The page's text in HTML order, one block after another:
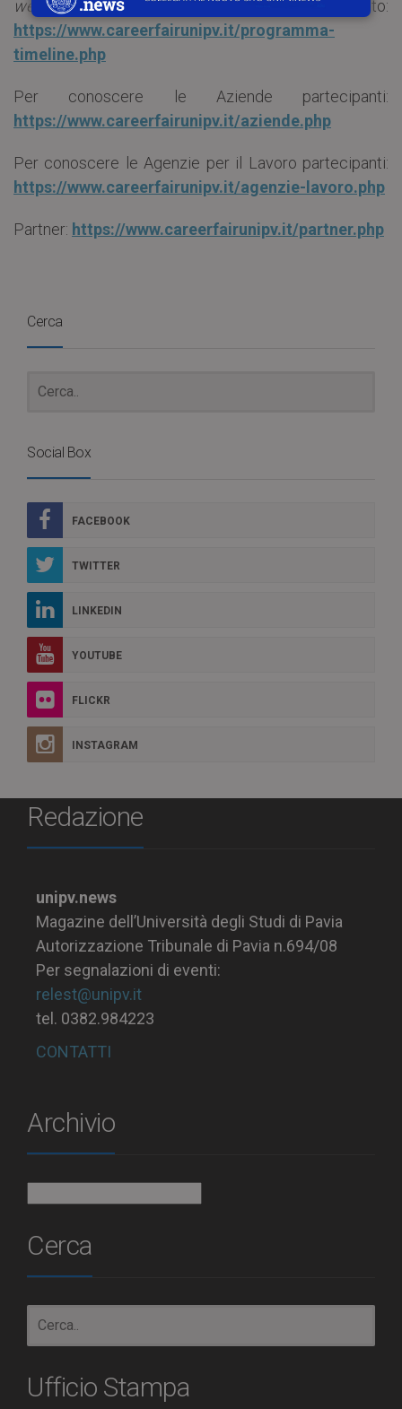
webinartematici è consultabile al sito:
https://www.careerfairunipv.it/programma-
timeline.php
Per conoscere le Aziende partecipanti:
https://www.careerfairunipv.it/aziende.php
Per conoscere le Agenzie per il Lavoro partecipanti:
https://www.careerfairunipv.it/agenzie-lavoro.php
Partner: https://www.careerfairunipv.it/partner.php
Cerca
Social Box
FACEBOOK
TWITTER
LINKEDIN
YOUTUBE
FLICKR
INSTAGRAM
Redazione
unipv.news
Magazine dell’Università degli Studi di Pavia
Autorizzazione Tribunale di Pavia n.694/08
Per segnalazioni di eventi:
relest@unipv.it
tel. 0382.984223
CONTATTI
Archivio
Cerca
Ufficio Stampa